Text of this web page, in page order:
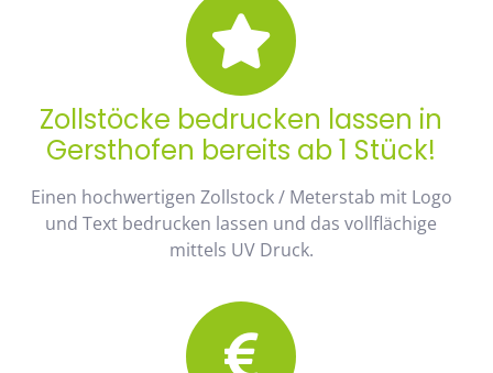
Zollstöcke bedrucken lassen in
Gersthofen bereits ab 1 Stück!
Einen hochwertigen Zollstock / Meterstab mit Logo
und Text bedrucken lassen und das vollflächige
mittels UV Druck.